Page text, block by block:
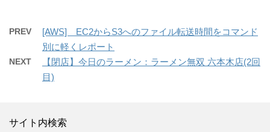
PREV
[AWS] EC2からS3へのファイル転送時間をコマンド
別に軽くレポート
NEXT
【閉店】今日のラーメン：ラーメン無双 六本木店(2回
目)
サイト内検索